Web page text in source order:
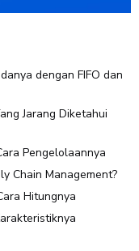
dengan FIFO dan
Jarang Diketahui
Pengelolaannya
Chain Management?
Hitungnya